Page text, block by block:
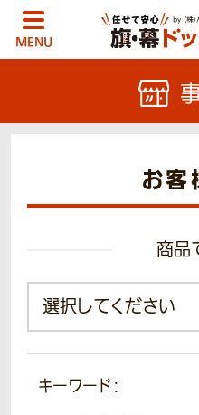
MENU
お客
商品
キーワード：